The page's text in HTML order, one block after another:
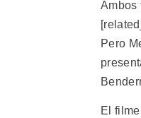
Ambos
Pero
El